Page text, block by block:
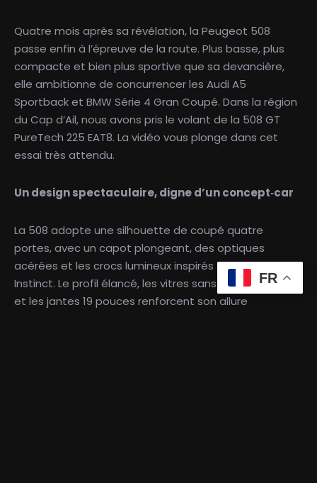
Quatre mois après sa révélation, la Peugeot 508
passe enfin à l’épreuve de la route. Plus basse, plus
compacte et bien plus sportive que sa devancière,
elle ambitionne de concurrencer les Audi A5
Sportback et BMW Série 4 Gran Coupé. Dans la région
du Cap d’Ail, nous avons pris le volant de la 508 GT
PureTech 225 EAT8. La vidéo vous plonge dans cet
essai très attendu.
Un design spectaculaire, digne d’un concept‑car
La 508 adopte une silhouette de coupé quatre
portes, avec un capot plongeant, des optiques
acérées et les crocs lumineux inspirés du concept
Instinct. Le profil élancé, les vitres sans encadrement
et les jantes 19 pouces renforcent son allure
FR